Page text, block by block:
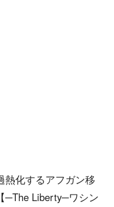
熱化するアフガン移
─The Liberty─ワシン